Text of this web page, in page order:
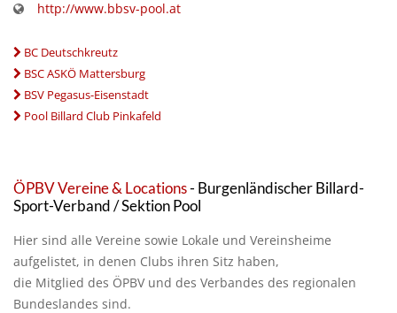
http://www.bbsv-pool.at
BC Deutschkreutz
BSC ASKÖ Mattersburg
BSV Pegasus-Eisenstadt
Pool Billard Club Pinkafeld
ÖPBV Vereine & Locations- Burgenländischer Billard-
Sport-Verband / Sektion Pool
Hier sind alle Vereine sowie Lokale und Vereinsheime
aufgelistet, in denen Clubs ihren Sitz haben,
die Mitglied des ÖPBV und des Verbandes des regionalen
Bundeslandes sind.